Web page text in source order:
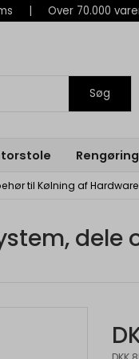
| Over 70.000
Søg
Rengøring
til Kølning af Hardware
dele